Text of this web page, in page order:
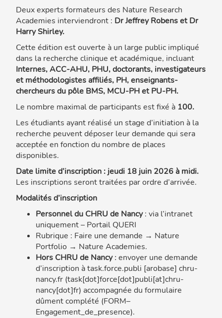
Deux experts formateurs des Nature Research
Academies interviendront : Dr Jeffrey Robens et Dr
Harry Shirley.
Cette édition est ouverte à un large public impliqué
dans la recherche clinique et académique, incluant
Internes, ACC-AHU, PHU, doctorants, investigateurs
et méthodologistes affiliés, PH, enseignants-
chercheurs du pôle BMS, MCU-PH et PU-PH.
Le nombre maximal de participants est fixé à 100.
Les étudiants ayant réalisé un stage d’initiation à la
recherche peuvent déposer leur demande qui sera
acceptée en fonction du nombre de places
disponibles.
Date limite d’inscription : jeudi 18 juin 2026 à midi.
Les inscriptions seront traitées par ordre d’arrivée.
Modalités d’inscription
Personnel du CHRU de Nancy: via l’intranet
uniquement – Portail QUERI
Rubrique : Faire une demande → Nature
Portfolio → Nature Academies.
Hors CHRU de Nancy : envoyer une demande
d’inscription àtask.force.publi [arobase] chru-
nancy.fr (task[dot]force[dot]publi[at]chru-
nancy[dot]fr) accompagnée du formulaire
dûment complété (FORM–
Engagement_de_presence).